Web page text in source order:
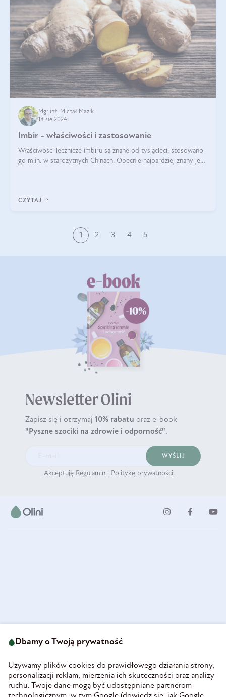
Mgr inż. Michał Mazik
18 sie 2024
Imbir - właściwości i zastosowanie
Właściwości lecznicze imbiru są znane od tysiącleci, stosowano
go m.in. w starożytnych Chinach. Obecnie najbardziej znany jest
CZYTAJ
1 2 3 4 5
Newsletter Olini
Zapisz się i otrzymaj 10% rabatu oraz e-book
"Pyszne szociki na zdrowie i odporność".
WYŚLIJ
Akceptuję Regulamin i Politykę prywatności.
58-160 Świebodzice
REGON 890213034
INFORMACJE
Dbamy o Twoją prywatność
Używamy plików cookies do prawidłowego działania strony,
personalizacji reklam, mierzenia ich skuteczności oraz analizy
ruchu. Twoje dane mogą być udostępniane partnerom